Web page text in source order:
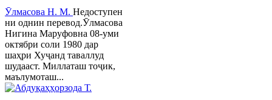
Ӯлмасова Н. М. Недоступен
ни однин перевод.Ӯлмасова
Нигина Маруфовна 08-уми
октябри соли 1980 дар
шаҳри Хуҷанд таваллуд
шудааст. Миллаташ тоҷик,
маълумоташ...